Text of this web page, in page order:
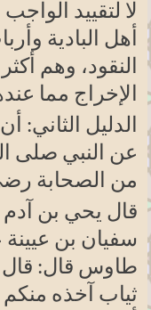
لا لتقييد
أهل البادية
النقود، وهم
الإخراج مما
الدليل الثاني:
عن النبي صلى
من الصحابة
قال يحي بن آدم
سفيان بن
طاوس قال: قال
ثياب آخذه منكم